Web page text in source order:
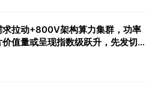
求拉动+800V架构算力集群，功率
值量或呈现指数级跃升，先发切入